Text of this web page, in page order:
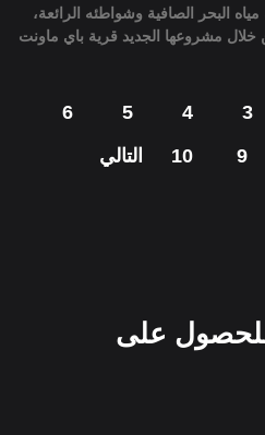
البحر الصافية وشواطئه الرائعة،
مشروعها الجديد قرية باي ماونت
3
4
5
6
9
10 التالي
للحصول على